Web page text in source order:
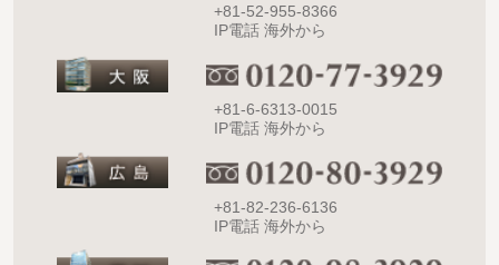
+81-52-955-8366
IP電話 海外から
+81-6-6313-0015
IP電話 海外から
+81-82-236-6136
IP電話 海外から